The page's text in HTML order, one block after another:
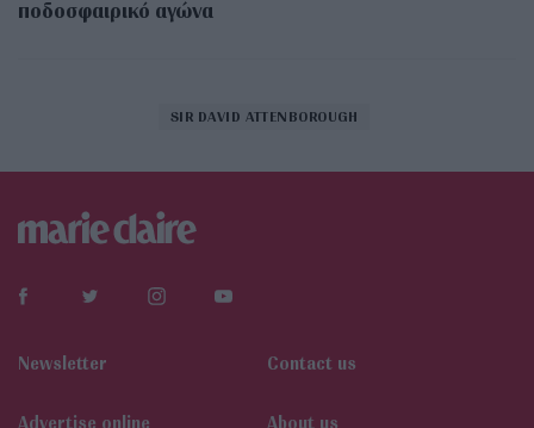
ποδοσφαιρικό αγώνα
SIR DAVID ATTENBOROUGH
Newsletter Contact us
Αdvertise online About us